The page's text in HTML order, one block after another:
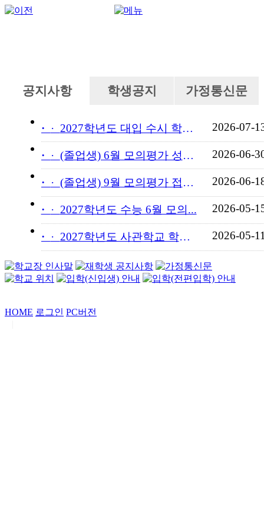
공지사항 학생공지 가정통신문
· 2027학년도 대입 수시 학교... 2026-07-
· (졸업생) 6월 모의평가 성적... 2026-06-
· (졸업생) 9월 모의평가 접수... 2026-06-
· 2027학년도 수능 6월 모의... 2026-05-
· 2027학년도 사관학교 학교장... 2026-05-
HOME 로그인 PC버전